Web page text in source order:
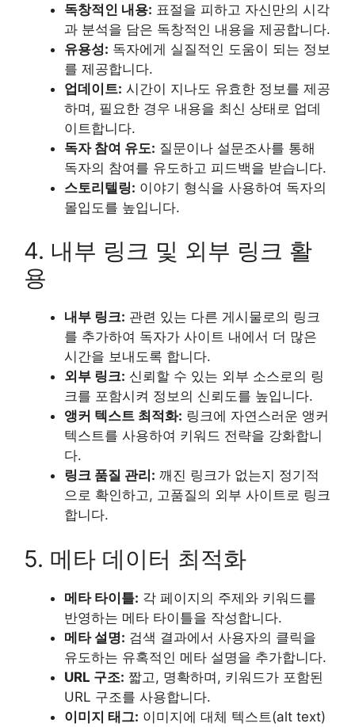
독창적인 내용: 표절을 피하고 자신만의 시각
과 분석을 담은 독창적인 내용을 제공합니다.
유용성: 독자에게 실질적인 도움이 되는 정보
를 제공합니다.
업데이트: 시간이 지나도 유효한 정보를 제공
하며, 필요한 경우 내용을 최신 상태로 업데
이트합니다.
독자 참여 유도: 질문이나 설문조사를 통해
독자의 참여를 유도하고 피드백을 받습니다.
스토리텔링: 이야기 형식을 사용하여 독자의
몰입도를 높입니다.
4. 내부 링크 및 외부 링크 활
용
내부 링크: 관련 있는 다른 게시물로의 링크
를 추가하여 독자가 사이트 내에서 더 많은
시간을 보내도록 합니다.
외부 링크: 신뢰할 수 있는 외부 소스로의 링
크를 포함시켜 정보의 신뢰도를 높입니다.
앵커 텍스트 최적화: 링크에 자연스러운 앵커
텍스트를 사용하여 키워드 전략을 강화합니
다.
링크 품질 관리: 깨진 링크가 없는지 정기적
으로 확인하고, 고품질의 외부 사이트로 링크
합니다.
5. 메타 데이터 최적화
메타 타이틀: 각 페이지의 주제와 키워드를
반영하는 메타 타이틀을 작성합니다.
메타 설명: 검색 결과에서 사용자의 클릭을
유도하는 유혹적인 메타 설명을 추가합니다.
URL 구조: 짧고, 명확하며, 키워드가 포함된
URL 구조를 사용합니다.
이미지 태그: 이미지에 대체 텍스트(alt text)